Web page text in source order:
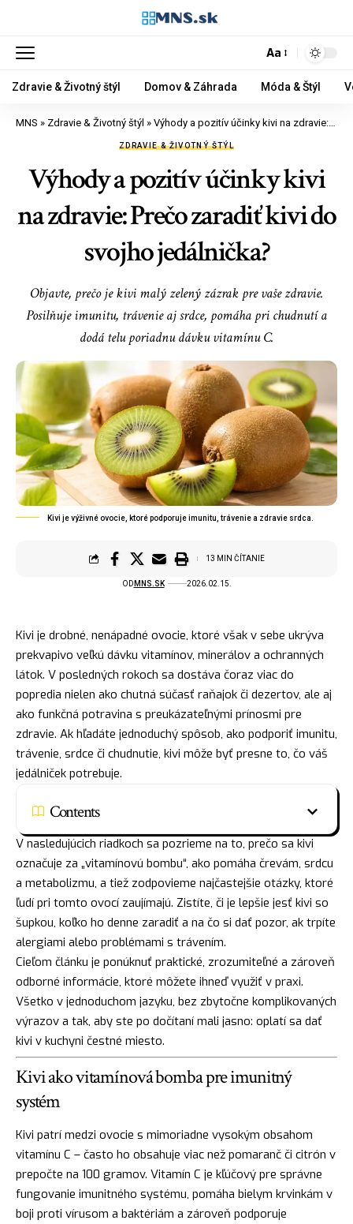
Aa
Zdravie & Životný štýl Domov & Záhrada Móda & Štýl
MNS » Zdravie & Životný štýl » Výhody a pozitív účinky kivi na zdravie: Prečo zaradiť kivi do svojho jedálnička?
ZDRAVIE & ŽIVOTNÝ ŠTÝL
Výhody a pozitív účinky kivi
na zdravie: Prečo zaradiť kivi do
svojho jedálnička?
Objavte, prečo je kivi malý zelený zázrak pre vaše zdravie.
Posilňuje imunitu, trávenie aj srdce, pomáha pri chudnutí a
dodá telu poriadnu dávku vitamínu C.
Kivi je výživné ovocie, ktoré podporuje imunitu, trávenie a zdravie srdca.
OD MNS.SK 2026.02.15.
13 MIN ČÍTANIE
Kivi je drobné, nenápadné ovocie, ktoré však v sebe ukrýva
prekvapivo veľkú dávku vitamínov, minerálov a ochranných
látok. V posledných rokoch sa dostáva čoraz viac do
popredia nielen ako chutná súčasť raňajok či dezertov, ale aj
ako funkčná potravina s preukázateľnými prínosmi pre
zdravie. Ak hľadáte jednoduchý spôsob, ako podporiť imunitu,
trávenie, srdce či chudnutie, kivi môže byť presne to, čo váš
jedálniček potrebuje.
Contents
V nasledujúcich riadkoch sa pozrieme na to, prečo sa kivi
označuje za „vitamínovú bombu“, ako pomáha črevám, srdcu
a metabolizmu, a tiež zodpovieme najčastejšie otázky, ktoré
ľudí pri tomto ovocí zaujímajú. Zistíte, či je lepšie jesť kivi so
šupkou, koľko ho denne zaradiť a na čo si dať pozor, ak trpíte
alergiami alebo problémami s trávením.
Cieľom článku je ponúknuť praktické, zrozumiteľné a zároveň
odborné informácie, ktoré môžete ihneď využiť v praxi.
Všetko v jednoduchom jazyku, bez zbytočne komplikovaných
výrazov a tak, aby ste po dočítaní mali jasno: oplatí sa dať
kivi v kuchyni čestné miesto.
Kivi ako vitamínová bomba pre imunitný
systém
Kivi patrí medzi ovocie s mimoriadne vysokým obsahom
vitamínu C – často ho obsahuje viac než pomaranč či citrón v
prepočte na 100 gramov. Vitamín C je kľúčový pre správne
fungovanie imunitného systému, pomáha bielym krvinkám v
boji proti vírusom a baktériám a zároveň podporuje